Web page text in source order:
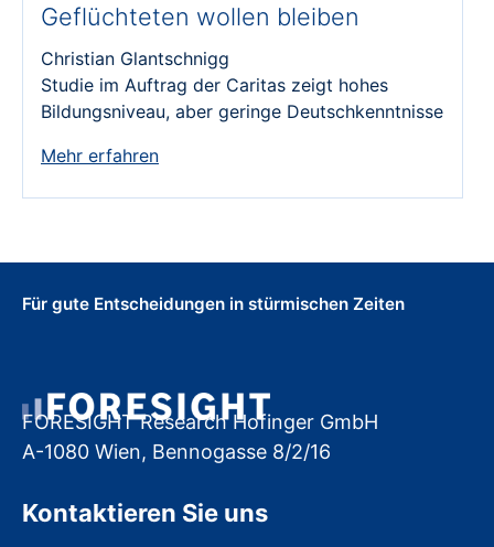
Geflüchteten wollen bleiben
Christian Glantschnigg
Studie im Auftrag der Caritas zeigt hohes
Bildungsniveau, aber geringe Deutschkenntnisse
Mehr erfahren
Für gute Entscheidungen in stürmischen Zeiten
FORESIGHT Research Hofinger GmbH
A-1080 Wien, Bennogasse 8/2/16
Kontaktieren Sie uns